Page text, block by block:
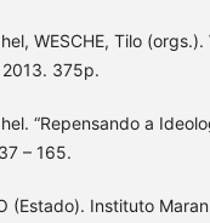
WESCHE, Tilo
375p.
“Repensando a
– 165.
(Estado). Instituto